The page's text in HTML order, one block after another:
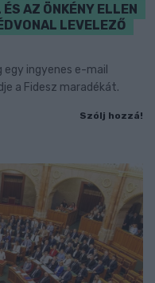
AZ ÖNKÉNY ELLEN
LEVELEZŐ
egy ingyenes e-mail
a Fidesz maradékát.
Szólj hozzá!